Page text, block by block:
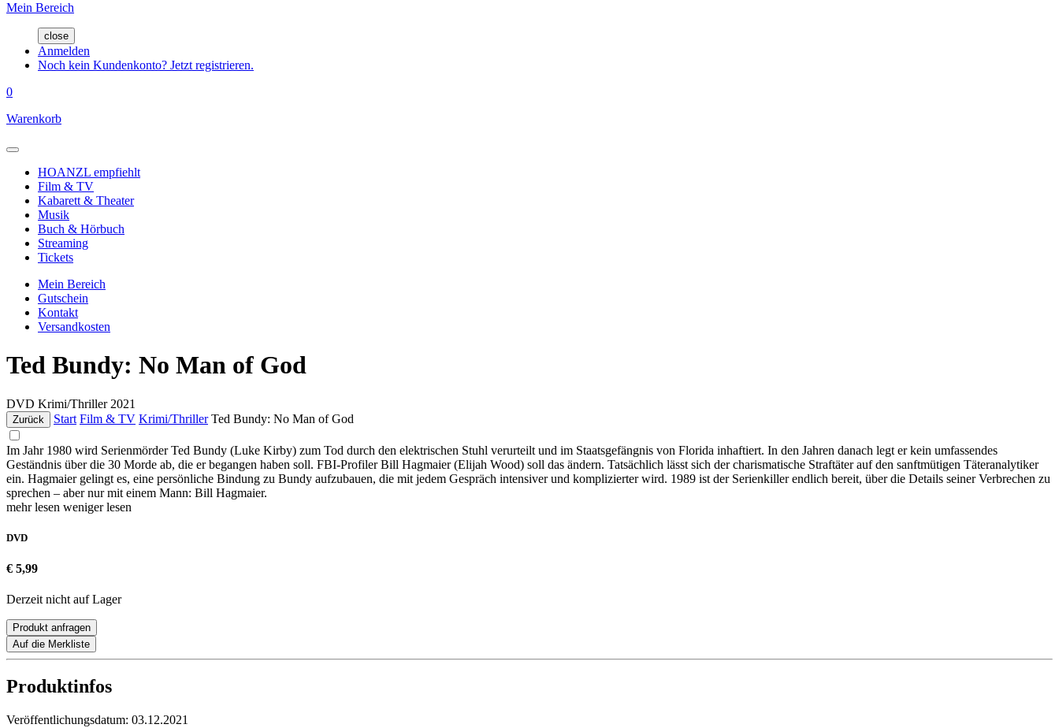
Mein Bereich
close
Anmelden
Noch kein Kundenkonto? Jetzt registrieren.
0
Warenkorb
HOANZL empfiehlt
Film & TV
Kabarett & Theater
Musik
Buch & Hörbuch
Streaming
Tickets
Mein Bereich
Gutschein
Kontakt
Versandkosten
Ted Bundy: No Man of God
DVD Krimi/Thriller 2021
Zurück Start Film & TV Krimi/Thriller Ted Bundy: No Man of God
Im Jahr 1980 wird Serienmörder Ted Bundy (Luke Kirby) zum Tod durch den elektrischen Stuhl verurteilt und im Staatsgefängnis von Florida inhaftiert. In den Jahren danach legt er kein umfassendes
Geständnis über die 30 Morde ab, die er begangen haben soll. FBI-Profiler Bill Hagmaier (Elijah Wood) soll das ändern. Tatsächlich lässt sich der charismatische Straftäter auf den sanftmütigen Täteranalytiker
ein. Hagmaier gelingt es, eine persönliche Bindung zu Bundy aufzubauen, die mit jedem Gespräch intensiver und komplizierter wird. 1989 ist der Serienkiller endlich bereit, über die Details seiner Verbrechen zu
sprechen – aber nur mit einem Mann: Bill Hagmaier.
mehr lesen weniger lesen
DVD
€ 5,99
Derzeit nicht auf Lager
Produkt anfragen
Auf die Merkliste
Produktinfos
Veröffentlichungsdatum: 03.12.2021